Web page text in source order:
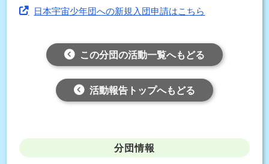
日本宇宙少年団への新規入団申請はこちら
この分団の活動一覧へもどる
活動報告トップへもどる
分団情報